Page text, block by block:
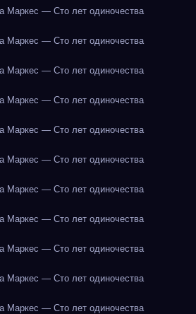
Маркес — Сто лет одиночества
Маркес — Сто лет одиночества
Маркес — Сто лет одиночества
Маркес — Сто лет одиночества
Маркес — Сто лет одиночества
Маркес — Сто лет одиночества
Маркес — Сто лет одиночества
Маркес — Сто лет одиночества
Маркес — Сто лет одиночества
Маркес — Сто лет одиночества
Маркес — Сто лет одиночества